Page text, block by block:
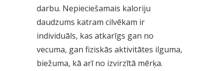
darbu. Nepieciešamais kaloriju
daudzums katram cilvēkam ir
individuāls, kas atkarīgs gan no
vecuma, gan fiziskās aktivitātes ilguma,
biežuma, kā arī no izvirzītā mērķa.